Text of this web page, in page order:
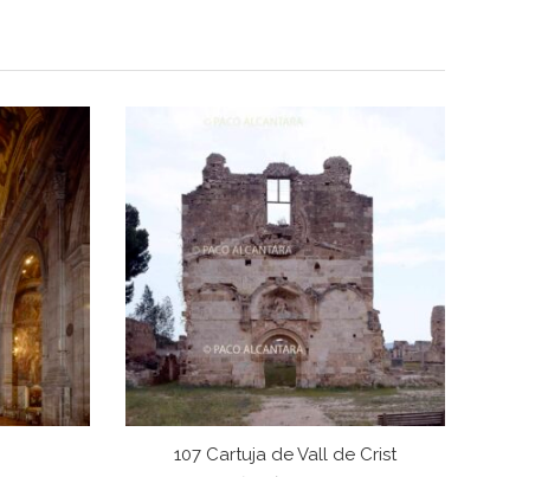
107 Cartuja de Vall de Crist